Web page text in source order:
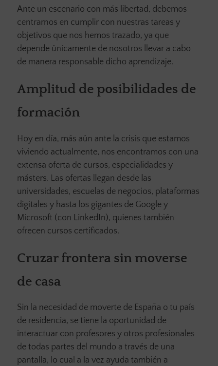
Ante un escenario con más libertad, debemos
centrarnos en cumplir con nuestras tareas y
objetivos que nos hemos trazado, ya que
depende únicamente de nosotros llevar a cabo
de manera responsable dicho aprendizaje.
Amplitud de posibilidades de
formación
Hoy en día, más aún ante la crisis que estamos
viviendo actualmente, nos encontramos con una
extensa oferta de cursos, especialidades y
másters. Las ofertas llegan desde las
universidades, escuelas de negocios, plataformas
digitales y hasta los gigantes de Google y
Microsoft (con LinkedIn), quienes también
ofrecen cursos certificados.
Cruzar frontera sin moverse
de casa
Sin la necesidad de moverte de España o tu país
de residencia, se tiene la oportunidad de
interactuar con profesores y otros profesionales
de todas partes del mundo a través de una
pantalla, lo cual a la vez ayuda también a